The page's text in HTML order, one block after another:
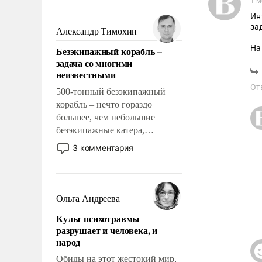
чем она отличается от просто
образованных людей. Иногда
казалось, что эти вопросы
решены раз и навсегда, но –
нет, не решены.
Александр Тимохин
Безэкипажный корабль –
задача со многими
неизвестными
500-тонный безэкипажный
корабль – нечто гораздо
большее, чем небольшие
безэкипажные катера,
применение которых уже
стало обыденностью. Задача по
сложна и амбициозна. Однако
и ее реализация радикально
поднимет наши боевые
возможности.
3 комментария
Ольга Андреева
Культ психотравмы
разрушает и человека, и
народ
Обиды на этот жестокий мир,
На